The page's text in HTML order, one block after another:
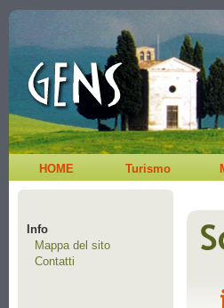
HOME Turismo
Info
Mappa del sito
Contatti